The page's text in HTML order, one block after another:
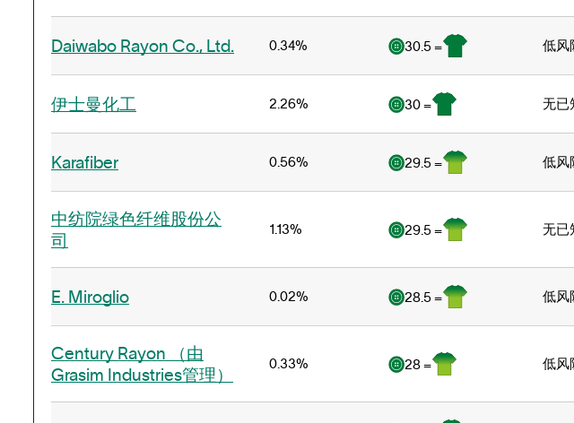
Daiwabo Rayon Co., Ltd. 0.34% 30.5 = 低风
伊士曼化工 2.26% 30 = 无已
Karafiber 0.56% 29.5 = 低风
中纺院绿色纤维股份公
司
1.13% 29.5 = 无已
E. Miroglio 0.02% 28.5 = 低风
Century Rayon （由
Grasim Industries管理）
0.33% 28 = 低风